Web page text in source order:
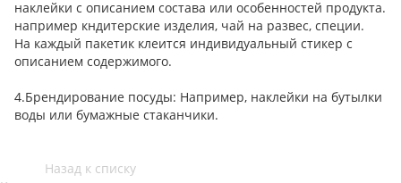
наклейки с описанием состава или особенностей продукта.
например кндитерские изделия, чай на развес, специи.
На каждый пакетик клеится индивидуальный стикер с
описанием содержимого.
4.Брендирование посуды: Например, наклейки на бутылки
воды или бумажные стаканчики.
Назад к списку